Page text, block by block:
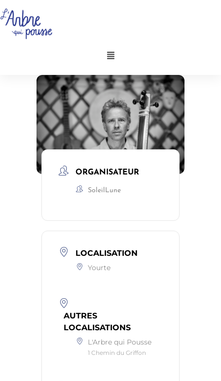
au
contenu
Menu
ORGANISATEUR
SoleilLune
LOCALISATION
Yourte
AUTRES
LOCALISATIONS
L'Arbre qui Pousse
1 Chemin du Griffon